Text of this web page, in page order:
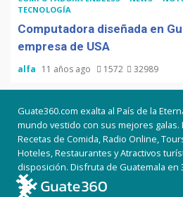
TECNOLOGÍA
Computadora diseñada en
empresa de USA
alfa 11 años ago 1572 32989
Guate360.com exalta al País de la
mundo vestido con sus mejores galas.
Recetas de Comida, Radio Online,
Hoteles, Restaurantes y Atractivos
disposición. Disfruta de Guatemala en